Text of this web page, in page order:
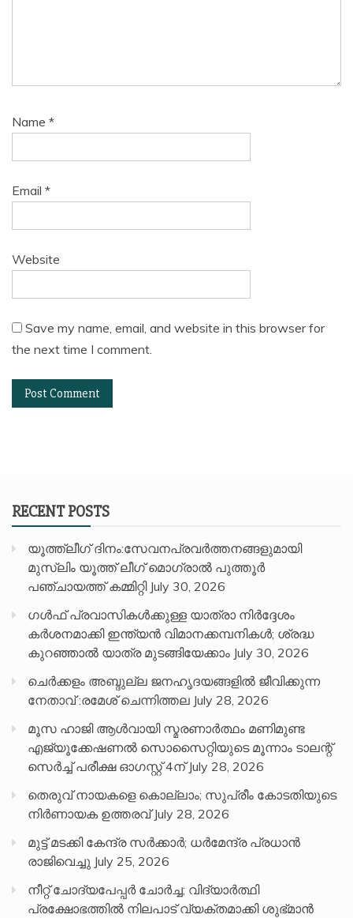
Name *
Email *
Website
Save my name, email, and website in this browser for
the next time I comment.
RECENT POSTS
യൂത്ത്ലീഗ് ദിനം:സേവനപ്രവർത്തനങ്ങളുമായി
മുസ്ലിം യൂത്ത് ലീഗ് മൊഗ്രാൽ പുത്തൂർ
പഞ്ചായത്ത് കമ്മിറ്റി July 30, 2026
ഗൾഫ് പ്രവാസികൾക്കുള്ള യാത്രാ നിർദ്ദേശം
കർശനമാക്കി ഇന്ത്യൻ വിമാനക്കമ്പനികൾ; ശ്രദ്ധ
കുറഞ്ഞാൽ യാത്ര മുടങ്ങിയേക്കാം July 30, 2026
ചെർക്കളം അബ്ദുല്ല ജനഹൃദയങ്ങളിൽ ജീവിക്കുന്ന
നേതാവ് :രമേശ് ചെന്നിത്തല July 28, 2026
മൂസ ഹാജി ആൾവായി സ്മരണാർത്ഥം മണിമുണ്ട
എജ്യൂക്കേഷണൽ സൊസൈറ്റിയുടെ മൂന്നാം ടാലന്റ്
സെർച്ച് പരീക്ഷ ഓഗസ്റ്റ് 4ന് July 28, 2026
തെരുവ് നായകളെ കൊല്ലാം; സുപ്രീം കോടതിയുടെ
നിർണായക ഉത്തരവ് July 28, 2026
മുട്ട് മടക്കി കേന്ദ്ര സർക്കാർ; ധർമേന്ദ്ര പ്രധാൻ
രാജിവെച്ചു July 25, 2026
നീറ്റ് ചോദ്യപേപ്പര്‍ ചോര്‍ച്ച; വിദ്യാർത്ഥി
പ്രക്ഷോഭത്തിൽ നിലപാട് വ്യക്തമാക്കി ശുഭ്മാൻ